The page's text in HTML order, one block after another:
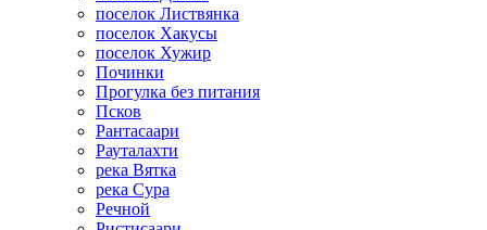
поселок Листвянка
поселок Хакусы
поселок Хужир
Починки
Прогулка без питания
Псков
Рантасаари
Рауталахти
река Вятка
река Сура
Речной